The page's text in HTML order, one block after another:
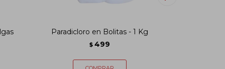
Paradicloro en Bolitas - 1 Kg
$ 499